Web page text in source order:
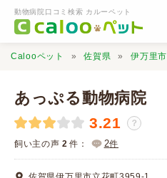
動物病院口コミ検索 カルーペット
動物病院検索
Calooペット 佐賀県 伊万里市
あっぷる動物病院
3.21 ？
飼い主の声 2 件： 2件